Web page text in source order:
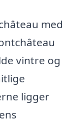
med
vintre og
ligger